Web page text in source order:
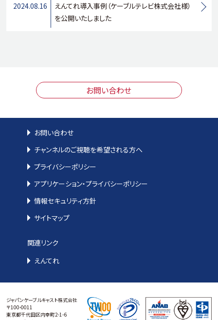
2024.08.16
えんてれ導入事例（ケーブルテレビ株式会社様）
を公開いたしました
お問い合わせ
お問い合わせ
チャンネルのご視聴を希望される方へ
プライバシーポリシー
アプリケーション・プライバシーポリシー
情報セキュリティ方針
サイトマップ
関連リンク
えんてれ
ジャパンケーブルキャスト株式会社
〒100-0011
東京都千代田区内幸町2-1-6